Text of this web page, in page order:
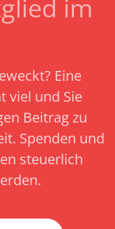
im
Eine
viel und Sie
Beitrag zu
Spenden und
steuerlich